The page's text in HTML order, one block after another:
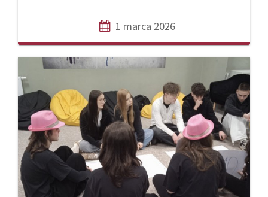
1 marca 2026